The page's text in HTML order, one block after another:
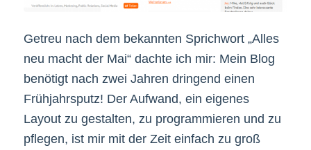
Getreu nach dem bekannten Sprichwort „Alles
neu macht der Mai“ dachte ich mir: Mein Blog
benötigt nach zwei Jahren dringend einen
Frühjahrsputz! Der Aufwand, ein eigenes
Layout zu gestalten, zu programmieren und zu
pflegen, ist mir mit der Zeit einfach zu groß